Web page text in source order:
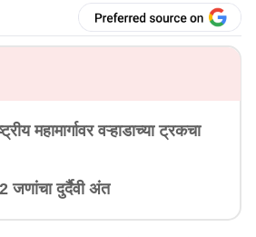
महामार्गावर वऱ्हाडाच्या ट्रकचा
जणांचा दुर्दैवी अंत